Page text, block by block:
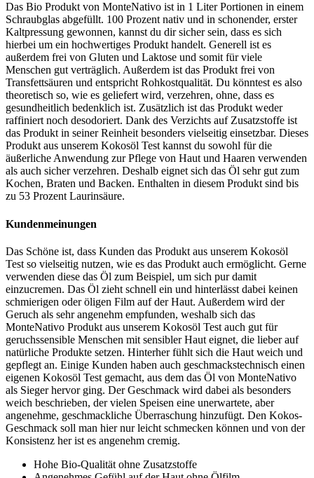
Das Bio Produkt von MonteNativo ist in 1 Liter Portionen in einem
Schraubglas abgefüllt. 100 Prozent nativ und in schonender, erster
Kaltpressung gewonnen, kannst du dir sicher sein, dass es sich
hierbei um ein hochwertiges Produkt handelt. Generell ist es
außerdem frei von Gluten und Laktose und somit für viele
Menschen gut verträglich. Außerdem ist das Produkt frei von
Transfettsäuren und entspricht Rohkostqualität. Du könntest es also
theoretisch so, wie es geliefert wird, verzehren, ohne, dass es
gesundheitlich bedenklich ist. Zusätzlich ist das Produkt weder
raffiniert noch desodoriert. Dank des Verzichts auf Zusatzstoffe ist
das Produkt in seiner Reinheit besonders vielseitig einsetzbar. Dieses
Produkt aus unserem Kokosöl Test kannst du sowohl für die
äußerliche Anwendung zur Pflege von Haut und Haaren verwenden
als auch sicher verzehren. Deshalb eignet sich das Öl sehr gut zum
Kochen, Braten und Backen. Enthalten in diesem Produkt sind bis
zu 53 Prozent Laurinsäure.
Kundenmeinungen
Das Schöne ist, dass Kunden das Produkt aus unserem Kokosöl
Test so vielseitig nutzen, wie es das Produkt auch ermöglicht. Gerne
verwenden diese das Öl zum Beispiel, um sich pur damit
einzucremen. Das Öl zieht schnell ein und hinterlässt dabei keinen
schmierigen oder öligen Film auf der Haut. Außerdem wird der
Geruch als sehr angenehm empfunden, weshalb sich das
MonteNativo Produkt aus unserem Kokosöl Test auch gut für
geruchssensible Menschen mit sensibler Haut eignet, die lieber auf
natürliche Produkte setzen. Hinterher fühlt sich die Haut weich und
gepflegt an. Einige Kunden haben auch geschmackstechnisch einen
eigenen Kokosöl Test gemacht, aus dem das Öl von MonteNativo
als Sieger hervor ging. Der Geschmack wird dabei als besonders
weich beschrieben, der vielen Speisen eine unerwartete, aber
angenehme, geschmackliche Überraschung hinzufügt. Den Kokos-
Geschmack soll man hier nur leicht schmecken können und von der
Konsistenz her ist es angenehm cremig.
Hohe Bio-Qualität ohne Zusatzstoffe